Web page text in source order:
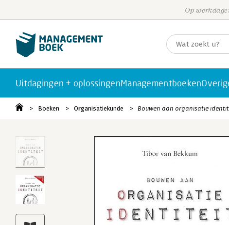
Op
Uitdagingen + oplossingenManagementboeken
Boeken Organisatiekunde Bouwen aan organisatie